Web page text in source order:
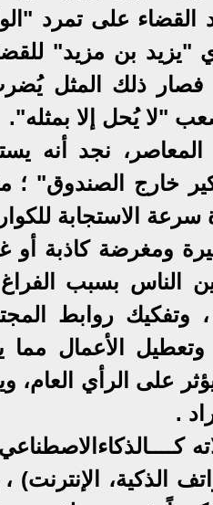
القضاء على تمرد
"يزيد بن مزيد"
فصار ذلك المثل
"لا يُحل إلا بمثله".
نجد أنه
خارج الصندوق" ؛
سرعة الاستجابة
ومغرضة كاذبة أو
الناس بسبب الفراغ
روابط
وتعطيل الأعمال مما
على الرأي
.
الذكية،